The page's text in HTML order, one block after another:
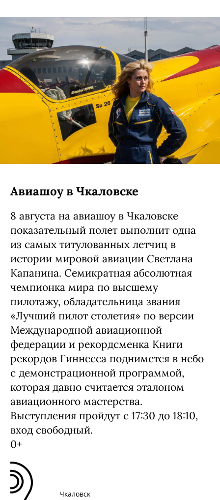
Авиашоу в Чкаловске
8 августа на авиашоу в Чкаловске
показательный полет выполнит одна
из самых титулованных летчиц в
истории мировой авиации Светлана
Капанина. Семикратная абсолютная
чемпионка мира по высшему
пилотажу, обладательница звания
«Лучший пилот столетия» по версии
Международной авиационной
федерации и рекордсменка Книги
рекордов Гиннесса поднимется в небо
с демонстрационной программой,
которая давно считается эталоном
авиационного мастерства.
Выступления пройдут с 17:30 до 18:10,
вход свободный.
0+
Чкаловск